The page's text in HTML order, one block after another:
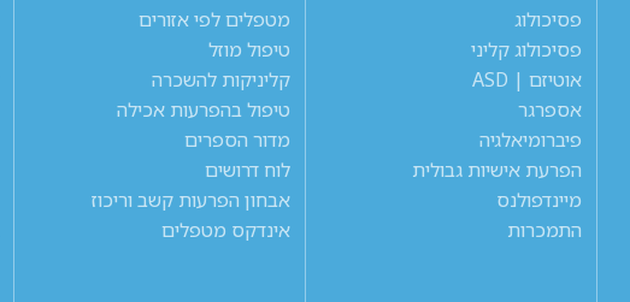
פסיכולוג
פסיכולוג קליני
אוטיזם | ASD
אספרגר
פיברומיאלגיה
הפרעת אישיות גבולית
מיינדפולנס
התמכרות
מטפלים לפי אזורים
טיפול מוזל
קליניקות להשכרה
טיפול בהפרעות אכילה
מדור הספרים
לוח דרושים
אבחון הפרעות קשב וריכוז
אינדקס מטפלים